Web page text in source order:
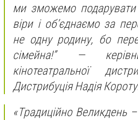
ми зможемо подарувати
віри і об’єднаємо за
не одну родину, бо
сімейна!” —
кінотеатральної
Дистрибуція Надія
«Традиційно Великдень